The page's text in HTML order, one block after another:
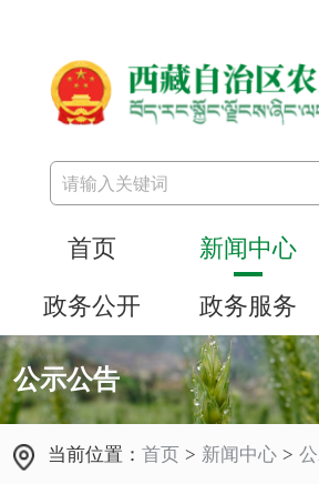
首页 新闻中心
政务公开 政务服务
公示公告
当前位置：首页 > 新闻中心 >